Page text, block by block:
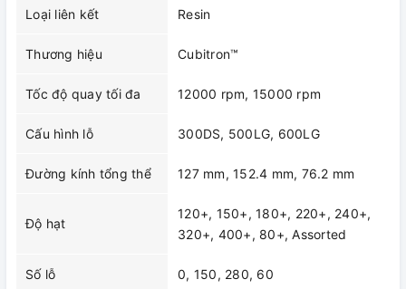
Loại liên kết Resin
Thương hiệu Cubitron™
Tốc độ quay tối đa 12000 rpm, 15000 rpm
Cấu hình lỗ 300DS, 500LG, 600LG
Đường kính tổng thể 127 mm, 152.4 mm, 76.2 mm
Độ hạt
120+, 150+, 180+, 220+, 240+,
320+, 400+, 80+, Assorted
Số lỗ 0, 150, 280, 60